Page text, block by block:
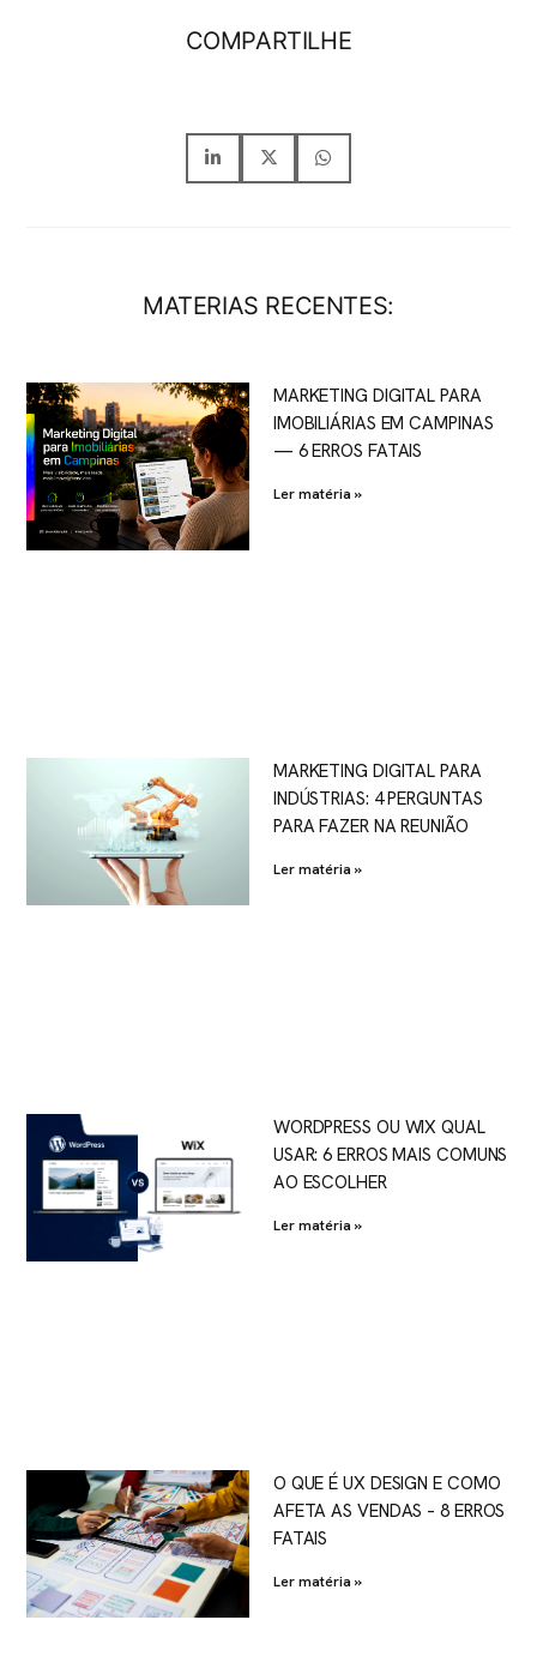
COMPARTILHE
MATERIAS RECENTES:
MARKETING DIGITAL PARA
IMOBILIÁRIAS EM CAMPINAS
— 6 ERROS FATAIS
Ler matéria »
MARKETING DIGITAL PARA
INDÚSTRIAS: 4 PERGUNTAS
PARA FAZER NA REUNIÃO
Ler matéria »
WORDPRESS OU WIX QUAL
USAR: 6 ERROS MAIS COMUNS
AO ESCOLHER
Ler matéria »
O QUE É UX DESIGN E COMO
AFETA AS VENDAS – 8 ERROS
FATAIS
Ler matéria »